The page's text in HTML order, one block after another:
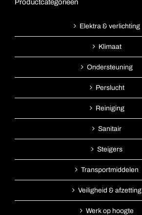
Productcategorieën
Elektra & verlichting
Klimaat
Ondersteuning
Perslucht
Reiniging
Sanitair
Steigers
Transportmiddelen
Veiligheid & afzetting
Werk op hoogte